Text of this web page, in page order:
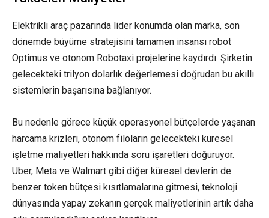
Elektrikli araç pazarında lider konumda olan marka, son
dönemde büyüme stratejisini tamamen insansı robot
Optimus ve otonom Robotaxi projelerine kaydırdı. Şirketin
gelecekteki trilyon dolarlık değerlemesi doğrudan bu akıllı
sistemlerin başarısına bağlanıyor.
Bu nedenle görece küçük operasyonel bütçelerde yaşanan
harcama krizleri, otonom filoların gelecekteki küresel
işletme maliyetleri hakkında soru işaretleri doğuruyor.
Uber, Meta ve Walmart gibi diğer küresel devlerin de
benzer token bütçesi kısıtlamalarına gitmesi, teknoloji
dünyasında yapay zekanın gerçek maliyetlerinin artık daha